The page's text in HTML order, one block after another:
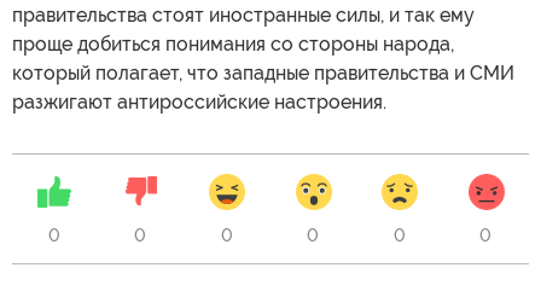
правительства стоят иностранные силы, и так ему
проще добиться понимания со стороны народа,
который полагает, что западные правительства и СМИ
разжигают антироссийские настроения.
0 0 0 0 0 0